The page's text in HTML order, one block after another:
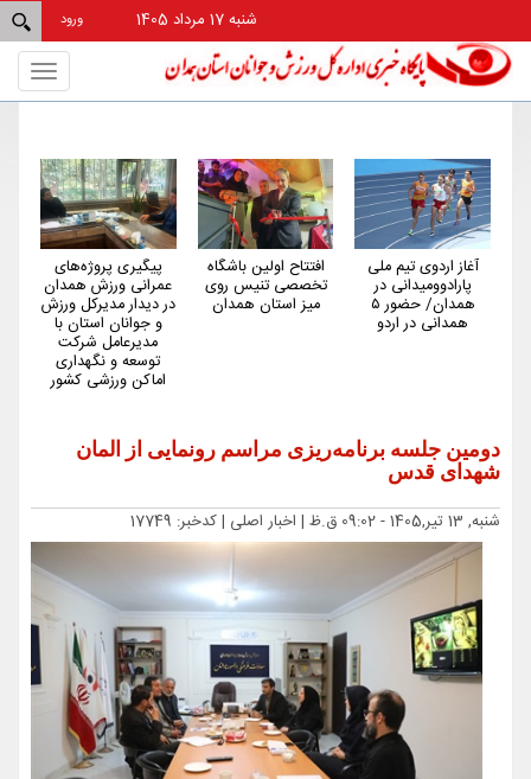
ورود
شنبه 17 مرداد 1405
آغاز اردوی تیم ملی
پارادوومیدانی در
همدان/ حضور ۵
همدانی در اردو
افتتاح اولین باشگاه
تخصصی تنیس روی
میز استان همدان
پیگیری پروژه‌های
عمرانی ورزش همدان
در دیدار مدیرکل ورزش
و جوانان استان با
مدیرعامل شرکت
توسعه و نگهداری
اماکن ورزشی کشور
دومین جلسه برنامه‌ریزی مراسم رونمایی از المان
شهدای قدس
شنبه, 13 تیر,1405 - 09:02 ق.ظ | اخبار اصلی | کدخبر: 17749